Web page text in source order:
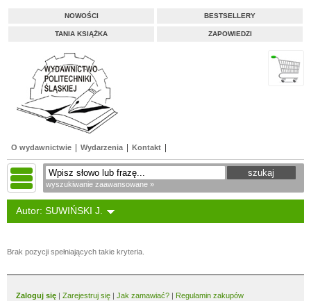
NOWOŚCI BESTSELLERY
TANIA KSIĄŻKA ZAPOWIEDZI
O wydawnictwie Wydarzenia Kontakt
wyszukiwanie zaawansowane »
Autor: SUWIŃSKI J.
Brak pozycji spełniających takie kryteria.
Zaloguj się | Zarejestruj się | Jak zamawiać? | Regulamin zakupów